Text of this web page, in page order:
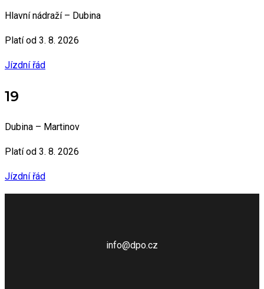
Hlavní nádraží – Dubina
Platí od 3. 8. 2026
Jízdní řád
19
Dubina – Martinov
Platí od 3. 8. 2026
Jízdní řád
info@dpo.cz